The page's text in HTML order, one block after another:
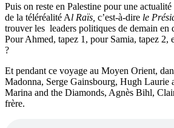
Puis on reste en Palestine pour une
de la téléréalité Al Raïs, c’est-à-dire le
trouver les leaders politiques de demain en
Pour Ahmed, tapez 1, pour Samia, tapez 2,
?
Et pendant ce voyage au Moyen Orient,
Madonna, Serge Gainsbourg, Hugh Laurie
Marina and the Diamonds, Agnès Bihl,
frère.